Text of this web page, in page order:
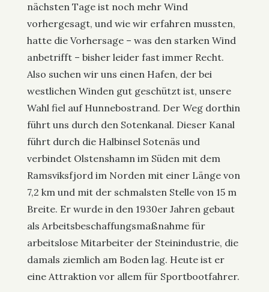
nächsten Tage ist noch mehr Wind
vorhergesagt, und wie wir erfahren mussten,
hatte die Vorhersage – was den starken Wind
anbetrifft – bisher leider fast immer Recht.
Also suchen wir uns einen Hafen, der bei
westlichen Winden gut geschützt ist, unsere
Wahl fiel auf Hunnebostrand. Der Weg dorthin
führt uns durch den Sotenkanal. Dieser Kanal
führt durch die Halbinsel Sotenäs und
verbindet Olstenshamn im Süden mit dem
Ramsviksfjord im Norden mit einer Länge von
7,2 km und mit der schmalsten Stelle von 15 m
Breite. Er wurde in den 1930er Jahren gebaut
als Arbeitsbeschaffungsmaßnahme für
arbeitslose Mitarbeiter der Steinindustrie, die
damals ziemlich am Boden lag. Heute ist er
eine Attraktion vor allem für Sportbootfahrer.